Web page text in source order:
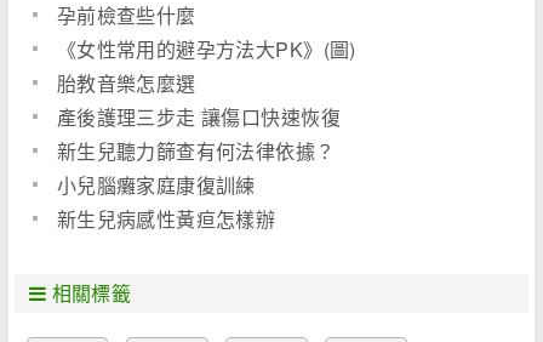
孕前檢查些什麼
《女性常用的避孕方法大PK》(圖)
胎教音樂怎麼選
產後護理三步走 讓傷口快速恢復
新生兒聽力篩查有何法律依據？
小兒腦癱家庭康復訓練
新生兒病感性黃疸怎樣辦
相關標籤